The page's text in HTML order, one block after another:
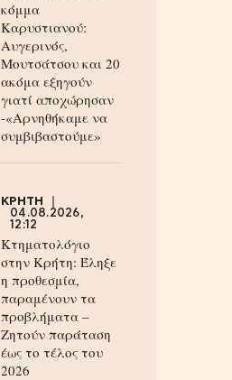
κόμμα
Καρυστιανού:
Αυγερινός,
Μουτσάτσου και 20
ακόμα εξηγούν
γιατί αποχώρησαν
-«Αρνηθήκαμε να
συμβιβαστούμε»
ΚΡΗΤΗ
04.08.2026,
12:12
Κτηματολόγιο
στην Κρήτη: Έληξε
η προθεσμία,
παραμένουν τα
προβλήματα –
Ζητούν παράταση
έως το τέλος του
2026